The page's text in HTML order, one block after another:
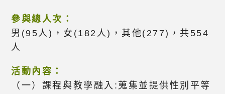
參與總人次：
男(95人)，女(182人)，其他(277)，共554
人
活動內容：
（一）課程與教學融入:蒐集並提供性別平等